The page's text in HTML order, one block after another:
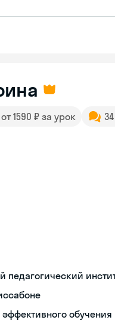
от 1590 ₽ за урок
педагогический
обучения